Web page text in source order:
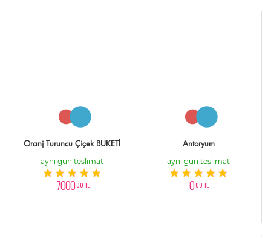
Oranj Turuncu Çiçek BUKETİ
aynı gün teslimat
7000,00 TL
Antoryum
aynı gün teslimat
0,00 TL